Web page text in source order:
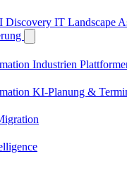
Discovery IT Landscape
Industrien
KI-Planung &